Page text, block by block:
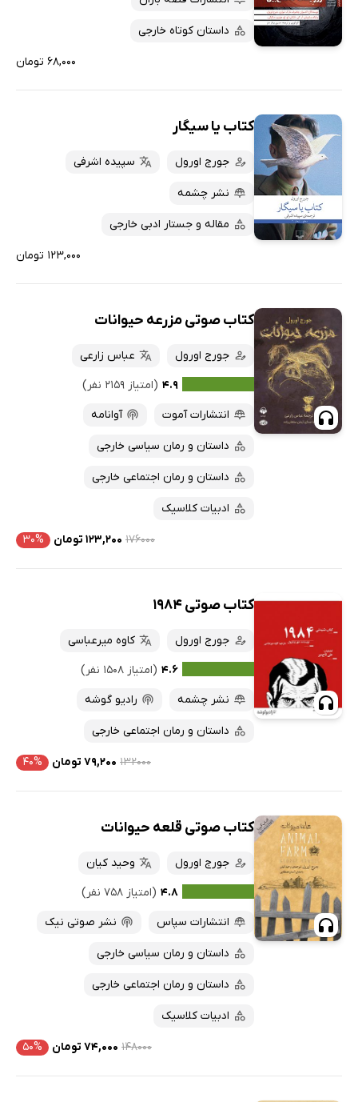
داستان کوتاه خارجی
۶۸,۰۰۰ تومان
کتاب یا سیگار
جورج اورول سپیده اشرفی
نشر چشمه
مقاله و جستار ادبی خارجی
۱۲۳,۰۰۰ تومان
کتاب صوتی مزرعه حیوانات
جورج اورول
عباس زارعی
۴.۹ (امتیاز ۲۱۵۹ نفر)
انتشارات آموت
آوانامه
داستان و رمان سیاسی خارجی
داستان و رمان اجتماعی خارجی
ادبیات کلاسیک
۱۷۶۰۰۰ ۱۲۳,۲۰۰ تومان ۳۰%
کتاب صوتی 1984
جورج اورول
کاوه میرعباسی
۴.۶ (امتیاز ۱۵۰۸ نفر)
نشر چشمه
رادیو گوشه
داستان و رمان اجتماعی خارجی
۱۳۲۰۰۰ ۷۹,۲۰۰ تومان ۴۰%
کتاب صوتی قلعه حیوانات
جورج اورول
وحید کیان
۴.۸ (امتیاز ۷۵۸ نفر)
انتشارات سپاس
نشر صوتی نیک
داستان و رمان سیاسی خارجی
داستان و رمان اجتماعی خارجی
ادبیات کلاسیک
۱۴۸۰۰۰ ۷۴,۰۰۰ تومان ۵۰%